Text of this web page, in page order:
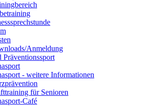
Anmeldung
Präventionssport
- weitere Informationen
für Senioren
Café